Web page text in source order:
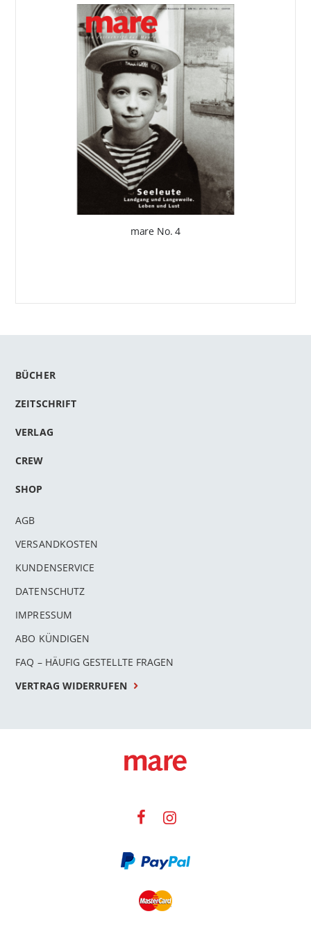
mare No. 4
BÜCHER
ZEITSCHRIFT
VERLAG
CREW
SHOP
AGB
VERSANDKOSTEN
KUNDENSERVICE
DATENSCHUTZ
IMPRESSUM
ABO KÜNDIGEN
FAQ – HÄUFIG GESTELLTE FRAGEN
VERTRAG WIDERRUFEN